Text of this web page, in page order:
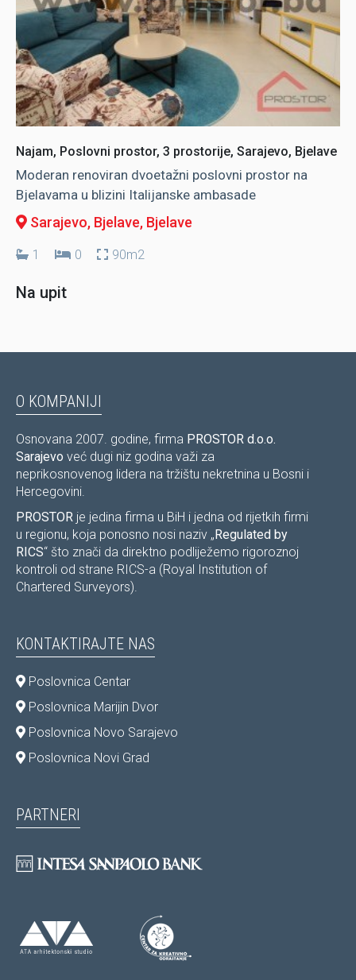
Najam, Poslovni prostor, 3 prostorije, Sarajevo, Bjelave
Moderan renoviran dvoetažni poslovni prostor na
Bjelavama u blizini Italijanske ambasade
Sarajevo, Bjelave, Bjelave
1 0 90m2
Na upit
O KOMPANIJI
Osnovana 2007. godine, firma PROSTOR d.o.o.
Sarajevo već dugi niz godina važi za
neprikosnovenog lidera na tržištu nekretnina u Bosni i
Hercegovini.
PROSTOR je jedina firma u BiH i jedna od rijetkih firmi
u regionu, koja ponosno nosi naziv „Regulated by
RICS“ što znači da direktno podliježemo rigoroznoj
kontroli od strane RICS-a (Royal Institution of
Chartered Surveyors).
KONTAKTIRAJTE NAS
Poslovnica Centar
Poslovnica Marijin Dvor
Poslovnica Novo Sarajevo
Poslovnica Novi Grad
PARTNERI